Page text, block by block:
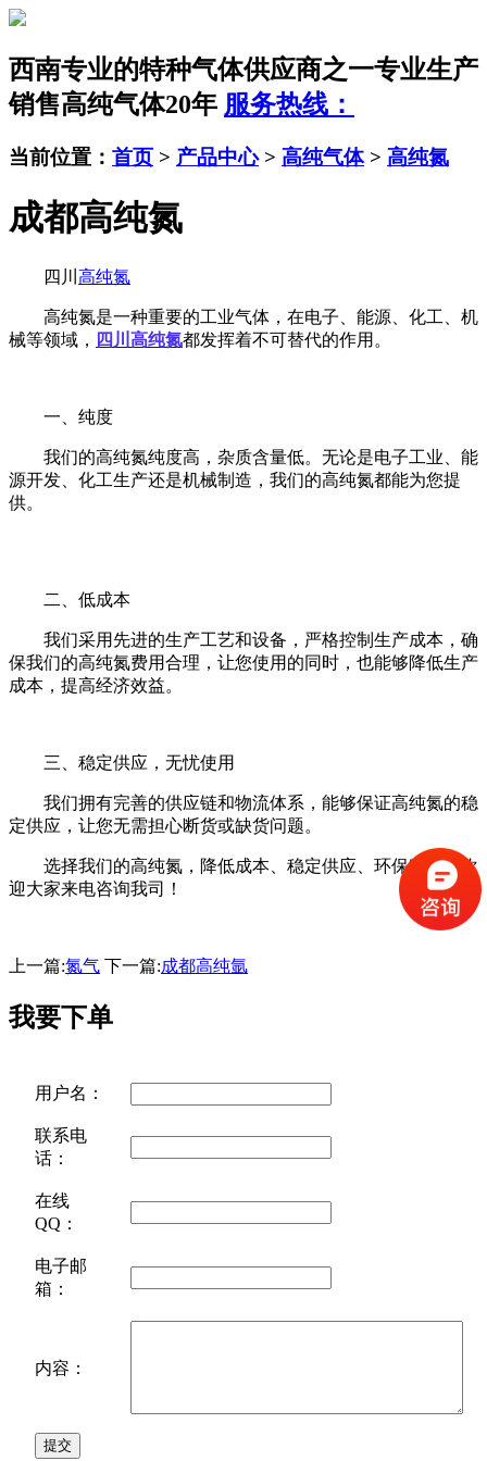
西南专业的特种气体供应商之一专业生产
销售高纯气体20年 服务热线：
当前位置： 首页 > 产品中心> 高纯气体> 高纯氮
成都高纯氮
四川 高纯氮
高纯氮是一种重要的工业气体，在电子、能源、化工、机
械等领域， 四川高纯氮都发挥着不可替代的作用。
一、纯度
我们的高纯氮纯度高，杂质含量低。无论是电子工业、能
源开发、化工生产还是机械制造，我们的高纯氮都能为您提
供。
二、低成本
我们采用先进的生产工艺和设备，严格控制生产成本，确
保我们的高纯氮费用合理，让您使用的同时，也能够降低生产
成本，提高经济效益。
三、稳定供应，无忧使用
我们拥有完善的供应链和物流体系，能够保证高纯氮的稳
定供应，让您无需担心断货或缺货问题。
选择我们的高纯氮，降低成本、稳定供应、环保安全。欢
迎大家来电咨询我司！
上一篇:氮气 下一篇:成都高纯氩
我要下单
用户名：
联系电
话：
在线
QQ：
电子邮
箱：
内容：